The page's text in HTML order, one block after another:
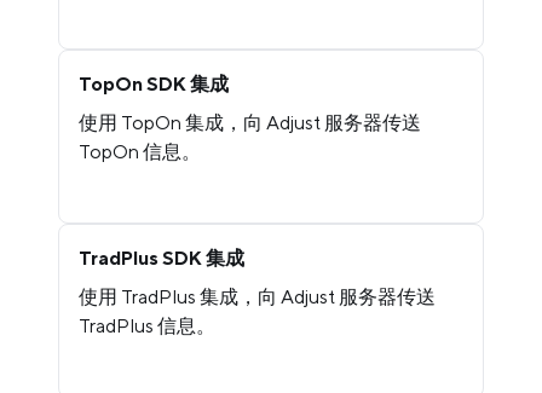
TopOn SDK 集成
使用 TopOn 集成，向 Adjust 服务器传送
TopOn 信息。
TradPlus SDK 集成
使用 TradPlus 集成，向 Adjust 服务器传送
TradPlus 信息。